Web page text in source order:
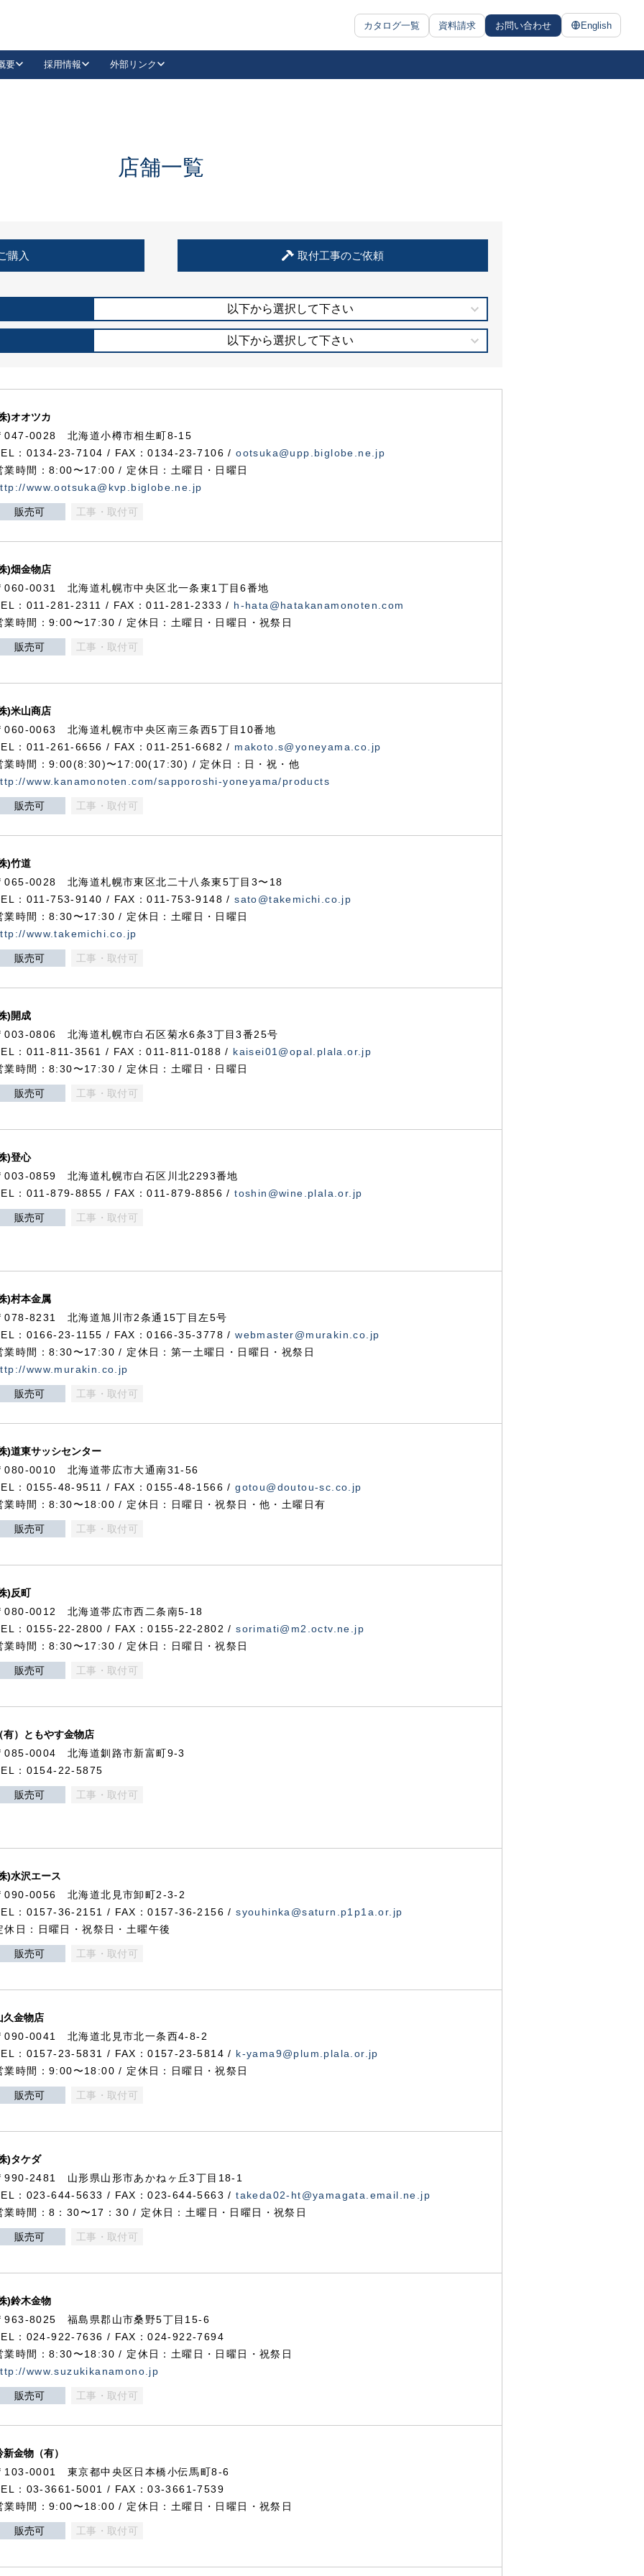
カタログ一覧 資料請求 お問い合わせ English
抗ウイルス・抗菌製品
要 採用情報 外部リンク
LinkedIn
住宅使用部材標準化推進協議会
店舗一覧
購入 取付工事のご依頼
以下から選択して下さい
以下から選択して下さい
)オオツカ
047-0028 北海道小樽市相生町8-15
：0134-23-7104 / FAX：0134-23-7106 /ootsuka@upp.biglobe.ne.jp
業時間：8:00〜17:00 / 定休日：土曜日・日曜日
www.ootsuka@kvp.biglobe.ne.jp
販売可 工事・取付可
)畑金物店
060-0031 北海道札幌市中央区北一条東1丁目6番地
：011-281-2311 / FAX：011-281-2333 / h-hata@hatakanamonoten.com
業時間：9:00〜17:30 / 定休日：土曜日・日曜日・祝祭日
販売可 工事・取付可
)米山商店
060-0063 北海道札幌市中央区南三条西5丁目10番地
：011-261-6656 / FAX：011-251-6682 / makoto.s@yoneyama.co.jp
業時間：9:00(8:30)〜17:00(17:30) / 定休日：日・祝・他
www.kanamonoten.com/sapporoshi-yoneyama/products
販売可 工事・取付可
)竹道
065-0028 北海道札幌市東区北二十八条東5丁目3〜18
：011-753-9140 / FAX：011-753-9148 /sato@takemichi.co.jp
業時間：8:30〜17:30 / 定休日：土曜日・日曜日
www.takemichi.co.jp
販売可 工事・取付可
)開成
003-0806 北海道札幌市白石区菊水6条3丁目3番25号
：011-811-3561 / FAX：011-811-0188 / kaisei01@opal.plala.or.jp
業時間：8:30〜17:30 / 定休日：土曜日・日曜日
販売可 工事・取付可
)登心
003-0859 北海道札幌市白石区川北2293番地
：011-879-8855 / FAX：011-879-8856 /toshin@wine.plala.or.jp
販売可 工事・取付可
)村本金属
078-8231 北海道旭川市2条通15丁目左5号
：0166-23-1155 / FAX：0166-35-3778 /webmaster@murakin.co.jp
業時間：8:30〜17:30 / 定休日：第一土曜日・日曜日・祝祭日
www.murakin.co.jp
販売可 工事・取付可
)道東サッシセンター
080-0010 北海道帯広市大通南31-56
：0155-48-9511 / FAX：0155-48-1566 /gotou@doutou-sc.co.jp
業時間：8:30〜18:00 / 定休日：日曜日・祝祭日・他・土曜日有
販売可 工事・取付可
)反町
080-0012 北海道帯広市西二条南5-18
：0155-22-2800 / FAX：0155-22-2802 /sorimati@m2.octv.ne.jp
業時間：8:30〜17:30 / 定休日：日曜日・祝祭日
販売可 工事・取付可
有）ともやす金物店
085-0004 北海道釧路市新富町9-3
：0154-22-5875
販売可 工事・取付可
)水沢エース
090-0056 北海道北見市卸町2-3-2
：0157-36-2151 / FAX：0157-36-2156 /syouhinka@saturn.p1p1a.or.jp
休日：日曜日・祝祭日・土曜午後
販売可 工事・取付可
久金物店
090-0041 北海道北見市北一条西4-8-2
：0157-23-5831 / FAX：0157-23-5814 / k-yama9@plum.plala.or.jp
業時間：9:00〜18:00 / 定休日：日曜日・祝祭日
販売可 工事・取付可
)タケダ
990-2481 山形県山形市あかねヶ丘3丁目18-1
：023-644-5633 / FAX：023-644-5663 /takeda02-ht@yamagata.email.ne.jp
業時間：8：30〜17：30 / 定休日：土曜日・日曜日・祝祭日
販売可 工事・取付可
)鈴木金物
963-8025 福島県郡山市桑野5丁目15-6
：024-922-7636 / FAX：024-922-7694
業時間：8:30〜18:30 / 定休日：土曜日・日曜日・祝祭日
www.suzukikanamono.jp
販売可 工事・取付可
新金物（有）
103-0001 東京都中央区日本橋小伝馬町8-6
：03-3661-5001 / FAX：03-3661-7539
業時間：9:00〜18:00 / 定休日：土曜日・日曜日・祝祭日
販売可 工事・取付可